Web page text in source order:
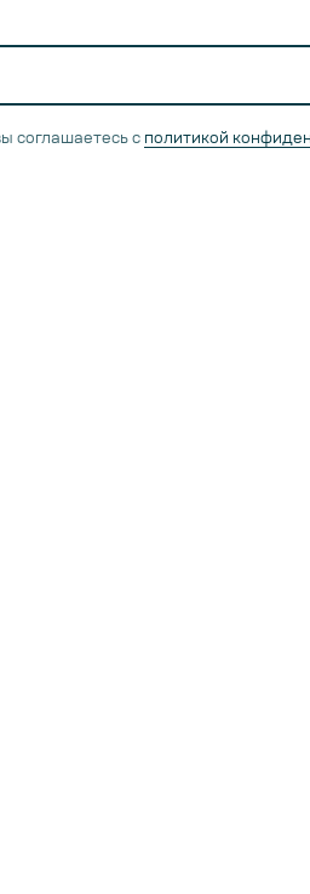
соглашаетесь с политикой